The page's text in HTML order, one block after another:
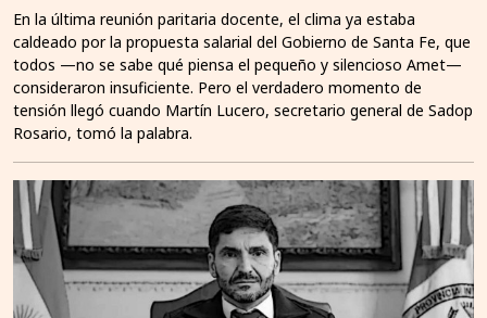
En la última reunión paritaria docente, el clima ya estaba
caldeado por la propuesta salarial del Gobierno de Santa Fe, que
todos —no se sabe qué piensa el pequeño y silencioso Amet—
consideraron insuficiente. Pero el verdadero momento de
tensión llegó cuando Martín Lucero, secretario general de Sadop
Rosario, tomó la palabra.